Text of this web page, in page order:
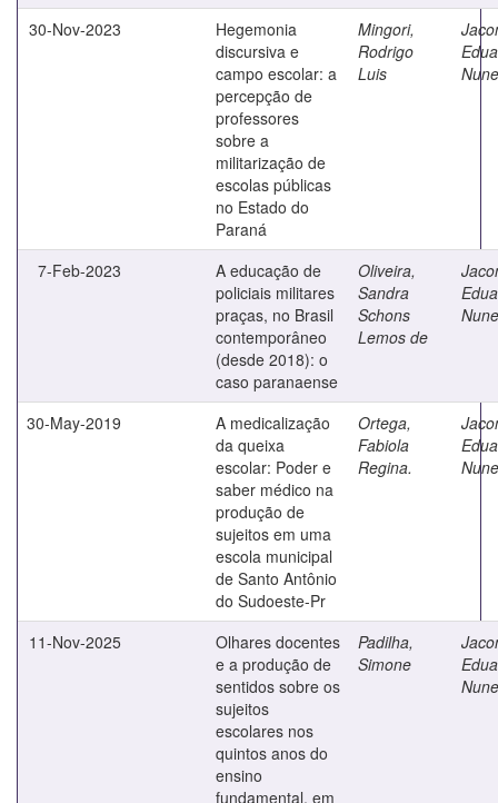
30-Nov-2023
Hegemonia
discursiva e
campo escolar: a
percepção de
professores
sobre a
militarização de
escolas públicas
no Estado do
Paraná
Mingori,
Rodrigo
Luis
7-Feb-2023
A educação de
policiais militares
praças, no Brasil
contemporâneo
(desde 2018): o
caso paranaense
Oliveira,
Sandra
Schons
Lemos de
30-May-2019
A medicalização
da queixa
escolar: Poder e
saber médico na
produção de
sujeitos em uma
escola municipal
de Santo Antônio
do Sudoeste-Pr
Ortega,
Fabiola
Regina.
11-Nov-2025
Olhares docentes
e a produção de
sentidos sobre os
sujeitos
escolares nos
quintos anos do
ensino
fundamental, em
Padilha,
Simone